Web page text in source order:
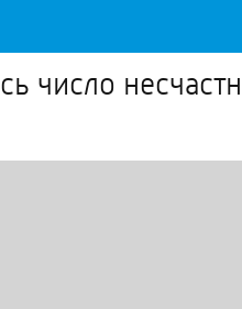
число